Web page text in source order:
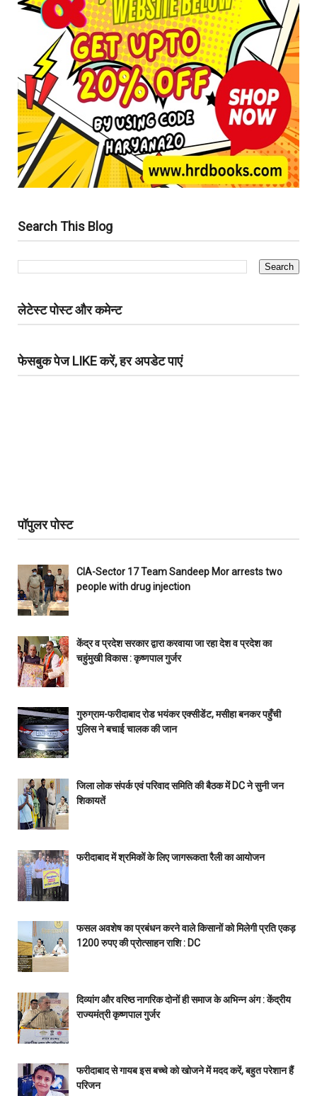
Search This Blog
लेटेस्ट पोस्ट और कमेन्ट
फेसबुक पेज LIKE करें, हर अपडेट पाएं
पॉपुलर पोस्ट
CIA-Sector 17 Team Sandeep Mor arrests two
people with drug injection
केंद्र व प्रदेश सरकार द्वारा करवाया जा रहा देश व प्रदेश का
चहुंमुखी विकास : कृष्णपाल गुर्जर
गुरुग्राम-फरीदाबाद रोड भयंकर एक्सीडेंट, मसीहा बनकर पहुँची
पुलिस ने बचाई चालक की जान
जिला लोक संपर्क एवं परिवाद समिति की बैठक में DC ने सुनी जन
शिकायतें
फरीदाबाद में श्रमिकों के लिए जागरूकता रैली का आयोजन
फसल अवशेष का प्रबंधन करने वाले किसानों को मिलेगी प्रति एकड़
1200 रुपए की प्रोत्साहन राशि : DC
दिव्यांग और वरिष्ठ नागरिक दोनों ही समाज के अभिन्न अंग : केंद्रीय
राज्यमंत्री कृष्णपाल गुर्जर
फरीदाबाद से गायब इस बच्चे को खोजने में मदद करें, बहुत परेशान हैं
परिजन